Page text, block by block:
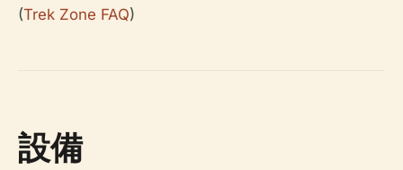
(Trek Zone FAQ)
設備